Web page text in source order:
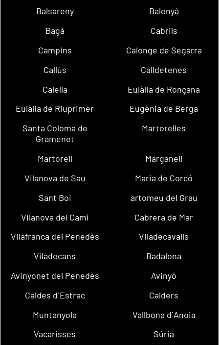
Balsareny
Balenyà
Bagà
Cabrils
Campins
Calonge de Segarra
Callús
Calldetenes
Calella
Eulàlia de Ronçana
Eulàlia de Riuprimer
Eugènia de Berga
Santa Coloma de
Gramenet
Martorelles
Martorell
Marganell
Vilanova de Sau
Maria de Corcó
Sant Boi
artomeu del Grau
Vilanova del Camí
Cabrera de Mar
Vilafranca del Penedès
Viladecavalls
Viladecans
Badalona
Avinyonet del Penedès
Avinyó
Caldes d´Estrac
Calders
Muntanyola
Vallbona d´Anoia
Vacarisses
Súria